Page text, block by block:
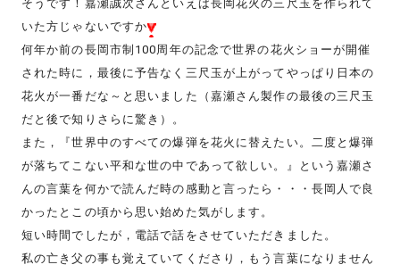
そうです！嘉瀬誠次さんといえば長岡花火の三尺玉を作られて
いた方じゃないですか
何年か前の長岡市制100周年の記念で世界の花火ショーが開催
された時に，最後に予告なく三尺玉が上がってやっぱり日本の
花火が一番だな～と思いました（嘉瀬さん製作の最後の三尺玉
だと後で知りさらに驚き）。
また，『世界中のすべての爆弾を花火に替えたい。二度と爆弾
が落ちてこない平和な世の中であって欲しい。』という嘉瀬さ
んの言葉を何かで読んだ時の感動と言ったら・・・長岡人で良
かったとこの頃から思い始めた気がします。
短い時間でしたが，電話で話をさせていただきました。
私の亡き父の事も覚えていてくださり，もう言葉になりません